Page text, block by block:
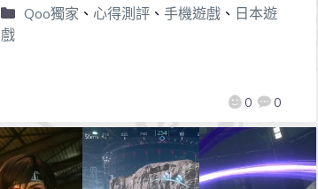
0 0
Qoo獨家 、 心得測評、 手機遊戲、 日本遊
戲